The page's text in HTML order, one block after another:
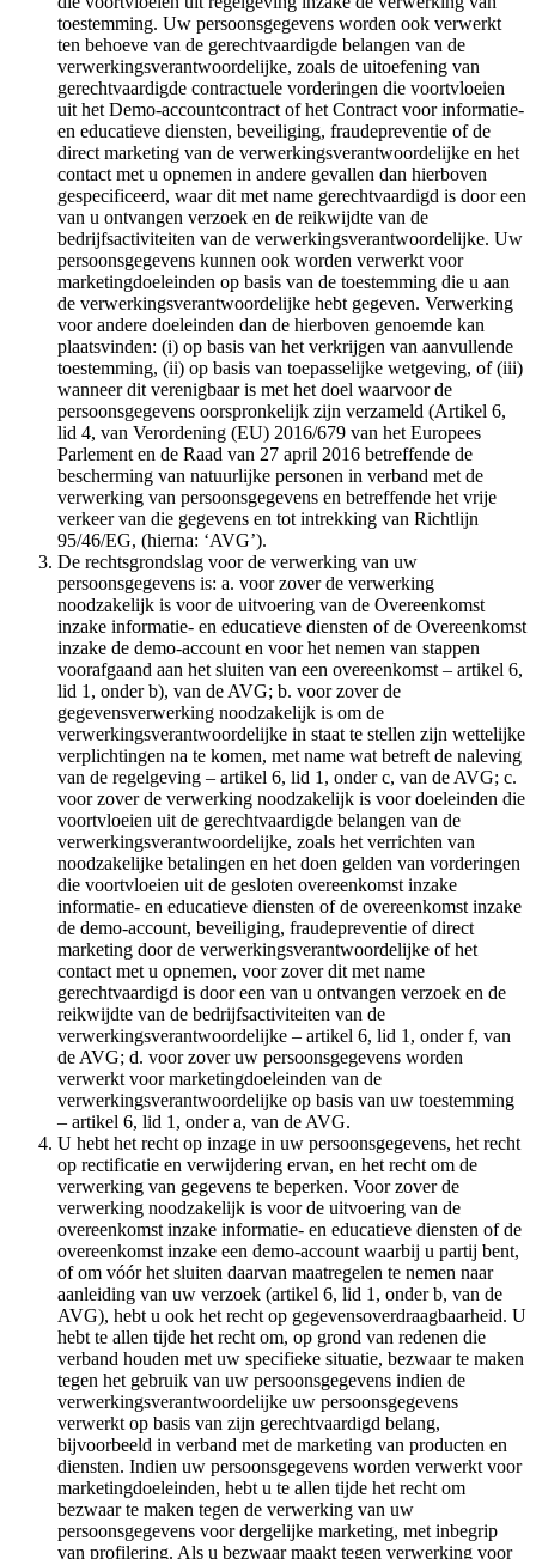
toestemming. Uw persoonsgegevens worden ook verwerkt
ten behoeve van de gerechtvaardigde belangen van de
verwerkingsverantwoordelijke, zoals de uitoefening van
gerechtvaardigde contractuele vorderingen die voortvloeien
uit het Demo-accountcontract of het Contract voor informatie-
en educatieve diensten, beveiliging, fraudepreventie of de
direct marketing van de verwerkingsverantwoordelijke en het
contact met u opnemen in andere gevallen dan hierboven
gespecificeerd, waar dit met name gerechtvaardigd is door een
van u ontvangen verzoek en de reikwijdte van de
bedrijfsactiviteiten van de verwerkingsverantwoordelijke. Uw
persoonsgegevens kunnen ook worden verwerkt voor
marketingdoeleinden op basis van de toestemming die u aan
de verwerkingsverantwoordelijke hebt gegeven. Verwerking
voor andere doeleinden dan de hierboven genoemde kan
plaatsvinden: (i) op basis van het verkrijgen van aanvullende
toestemming, (ii) op basis van toepasselijke wetgeving, of (iii)
wanneer dit verenigbaar is met het doel waarvoor de
persoonsgegevens oorspronkelijk zijn verzameld (Artikel 6,
lid 4, van Verordening (EU) 2016/679 van het Europees
Parlement en de Raad van 27 april 2016 betreffende de
bescherming van natuurlijke personen in verband met de
verwerking van persoonsgegevens en betreffende het vrije
verkeer van die gegevens en tot intrekking van Richtlijn
95/46/EG, (hierna: ‘AVG’).
De rechtsgrondslag voor de verwerking van uw
persoonsgegevens is: a. voor zover de verwerking
noodzakelijk is voor de uitvoering van de Overeenkomst
inzake informatie- en educatieve diensten of de Overeenkomst
inzake de demo-account en voor het nemen van stappen
voorafgaand aan het sluiten van een overeenkomst – artikel 6,
lid 1, onder b), van de AVG; b. voor zover de
gegevensverwerking noodzakelijk is om de
verwerkingsverantwoordelijke in staat te stellen zijn wettelijke
verplichtingen na te komen, met name wat betreft de naleving
van de regelgeving – artikel 6, lid 1, onder c, van de AVG; c.
voor zover de verwerking noodzakelijk is voor doeleinden die
voortvloeien uit de gerechtvaardigde belangen van de
verwerkingsverantwoordelijke, zoals het verrichten van
noodzakelijke betalingen en het doen gelden van vorderingen
die voortvloeien uit de gesloten overeenkomst inzake
informatie- en educatieve diensten of de overeenkomst inzake
de demo-account, beveiliging, fraudepreventie of direct
marketing door de verwerkingsverantwoordelijke of het
contact met u opnemen, voor zover dit met name
gerechtvaardigd is door een van u ontvangen verzoek en de
reikwijdte van de bedrijfsactiviteiten van de
verwerkingsverantwoordelijke – artikel 6, lid 1, onder f, van
de AVG; d. voor zover uw persoonsgegevens worden
verwerkt voor marketingdoeleinden van de
verwerkingsverantwoordelijke op basis van uw toestemming
– artikel 6, lid 1, onder a, van de AVG.
U hebt het recht op inzage in uw persoonsgegevens, het recht
op rectificatie en verwijdering ervan, en het recht om de
verwerking van gegevens te beperken. Voor zover de
verwerking noodzakelijk is voor de uitvoering van de
overeenkomst inzake informatie- en educatieve diensten of de
overeenkomst inzake een demo-account waarbij u partij bent,
of om vóór het sluiten daarvan maatregelen te nemen naar
aanleiding van uw verzoek (artikel 6, lid 1, onder b, van de
AVG), hebt u ook het recht op gegevensoverdraagbaarheid. U
hebt te allen tijde het recht om, op grond van redenen die
verband houden met uw specifieke situatie, bezwaar te maken
tegen het gebruik van uw persoonsgegevens indien de
verwerkingsverantwoordelijke uw persoonsgegevens
verwerkt op basis van zijn gerechtvaardigd belang,
bijvoorbeeld in verband met de marketing van producten en
diensten. Indien uw persoonsgegevens worden verwerkt voor
marketingdoeleinden, hebt u te allen tijde het recht om
bezwaar te maken tegen de verwerking van uw
persoonsgegevens voor dergelijke marketing, met inbegrip
van profilering. Als u bezwaar maakt tegen verwerking voor